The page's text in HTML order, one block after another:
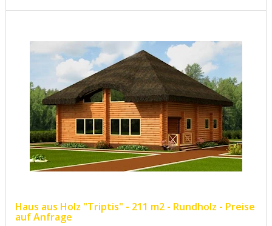
Haus aus Holz "Triptis" - 211 m2 - Rundholz - Preise
auf Anfrage